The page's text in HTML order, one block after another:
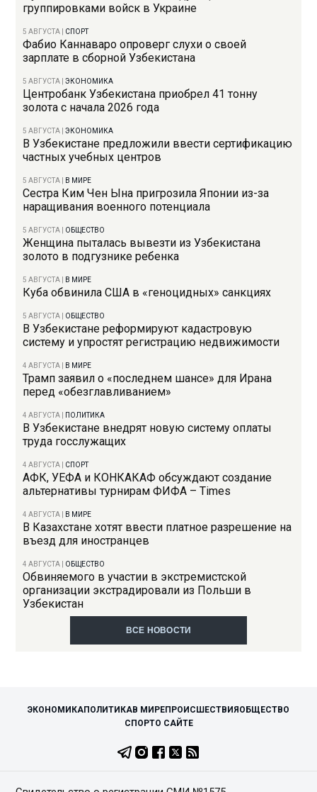
группировками войск в Украине
5 АВГУСТА СПОРТ
Фабио Каннаваро опроверг слухи о своей
зарплате в сборной Узбекистана
5 АВГУСТА |ЭКОНОМИКА
Центробанк Узбекистана приобрел 41 тонну
золота с начала 2026 года
5 АВГУСТА |ЭКОНОМИКА
В Узбекистане предложили ввести сертификацию
частных учебных центров
5 АВГУСТА В МИРЕ
Сестра Ким Чен Ына пригрозила Японии из-за
наращивания военного потенциала
5 АВГУСТА ОБЩЕСТВО
Женщина пыталась вывезти из Узбекистана
золото в подгузнике ребенка
5 АВГУСТА В МИРЕ
Куба обвинила США в «геноцидных» санкциях
5 АВГУСТА ОБЩЕСТВО
В Узбекистане реформируют кадастровую
систему и упростят регистрацию недвижимости
4 АВГУСТА В МИРЕ
Трамп заявил о «последнем шансе» для Ирана
перед «обезглавливанием»
4 АВГУСТА ПОЛИТИКА
В Узбекистане внедрят новую систему оплаты
труда госслужащих
4 АВГУСТА СПОРТ
АФК, УЕФА и КОНКАКАФ обсуждают создание
альтернативы турнирам ФИФА – Times
4 АВГУСТА В МИРЕ
В Казахстане хотят ввести платное разрешение на
въезд для иностранцев
4 АВГУСТА ОБЩЕСТВО
Обвиняемого в участии в экстремистской
организации экстрадировали из Польши в
Узбекистан
ВСЕ НОВОСТИ
ЭКОНОМИКАПОЛИТИКАВ МИРЕПРОИСШЕСТВИЯ ОБЩЕСТВО
СПОРТО САЙТЕ